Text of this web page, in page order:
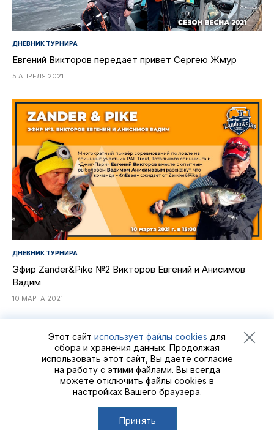
ДНЕВНИК ТУРНИРА
Евгений Викторов передает привет Сергею Жмур
5 АПРЕЛЯ 2021
ДНЕВНИК ТУРНИРА
Эфир Zander&Pike №2 Викторов Евгений и Анисимов
Вадим
10 МАРТА 2021
Рыболовный турнирZander&Pike ©2021 - 2026Группа
компаний «Альпийская деревня»
Сделано вПенза-Онлайн
Этот сайт использует файлы cookies для
сбора и хранения данных. Продолжая
использовать этот сайт, Вы даете согласие
на работу с этими файлами. Вы всегда
можете отключить файлы cookies в
настройках Вашего браузера.
Принять